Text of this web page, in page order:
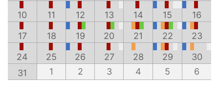
10 11 12 13 14 15 16
17 18 19 20 21 22 23
24 25 26 27 28 29
30
31
1 2 3 4 5 6